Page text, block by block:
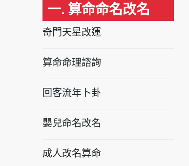
一. 算命命名改名
奇門天星改運
算命命理諮詢
回客流年卜卦
嬰兒命名改名
成人改名算命